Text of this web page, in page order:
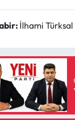
İlhami Türksal